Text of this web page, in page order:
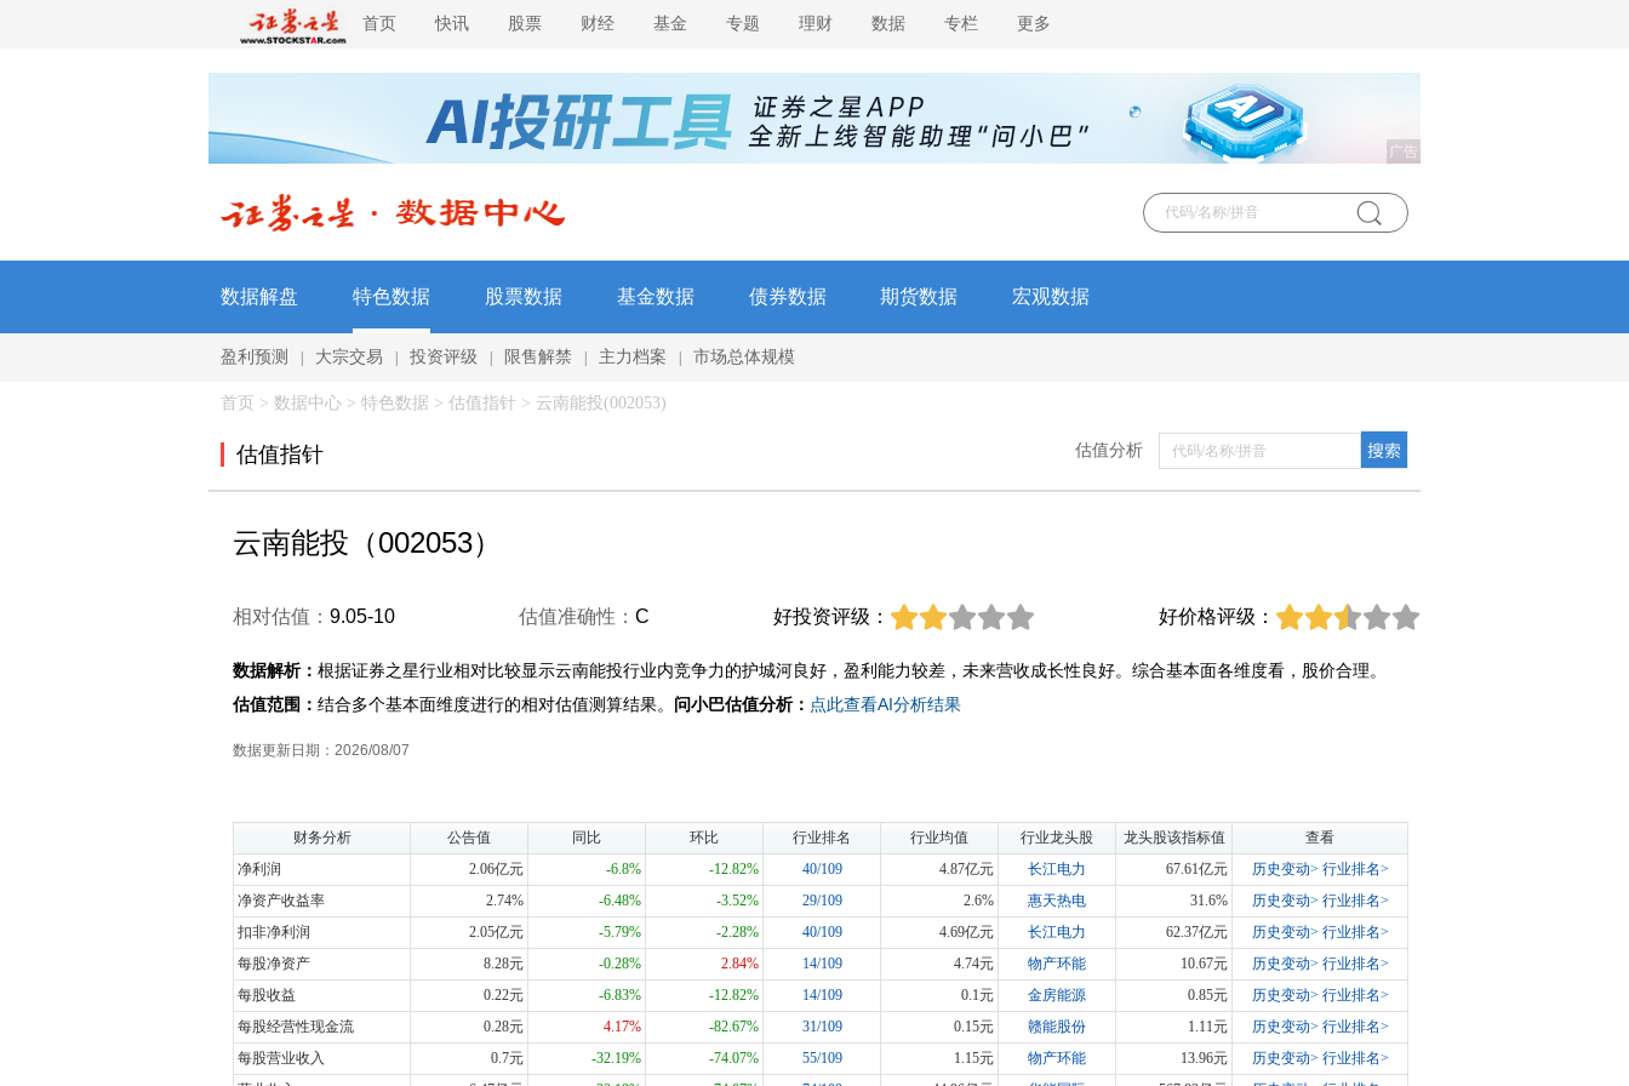
首页 快讯 股票 财经 基金 专题 理财 数据 专栏 更多
广告
数据解盘 特色数据 股票数据 基金数据 债券数据 期货数据 宏观数据
盈利预测 大宗交易 投资评级 限售解禁 主力档案 市场总体规模
首页 > 数据中心 > 特色数据 > 估值指针 > 云南能投(002053)
估值指针 估值分析
云南能投（002053）
相对估值： 9.05-10 估值准确性： C 好投资评级： 好价格评级：
数据解析： 根据证券之星行业相对比较显示云南能投行业内竞争力的护城河良好，盈利能力较差，未来营收成长性良好。综合基本面各维度看，股价合理。
估值范围： 结合多个基本面维度进行的相对估值测算结果。 问小巴估值分析： 点此查看AI分析结果
数据更新日期：2026/08/07
财务分析 公告值 同比 环比 行业排名 行业均值 行业龙头股 龙头股该指标值
查看
净利润
2.06亿元 -6.8% -12.82% 40/109 4.87亿元 长江电力 67.61亿元 历史变动> 行业排名>
净资产收益率
2.74% -6.48% -3.52% 29/109 2.6% 惠天热电 31.6% 历史变动> 行业排名>
扣非净利润
2.05亿元 -5.79% -2.28% 40/109 4.69亿元 长江电力 62.37亿元 历史变动> 行业排名>
每股净资产
8.28元 -0.28% 2.84% 14/109 4.74元 物产环能 10.67元 历史变动> 行业排名>
每股收益
0.22元 -6.83% -12.82% 14/109 0.1元 金房能源 0.85元 历史变动> 行业排名>
每股经营性现金流
0.28元 4.17% -82.67% 31/109 0.15元 赣能股份 1.11元 历史变动> 行业排名>
每股营业收入
0.7元 -32.19% -74.07% 55/109 1.15元 物产环能 13.96元 历史变动> 行业排名>